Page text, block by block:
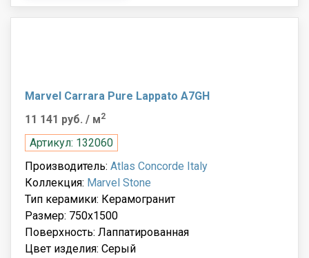
Marvel Carrara Pure Lappato A7GH
11 141 руб. / м2
Артикул: 132060
Производитель: Atlas Concorde Italy
Коллекция: Marvel Stone
Тип керамики: Керамогранит
Размер: 750x1500
Поверхность: Лаппатированная
Цвет изделия: Серый